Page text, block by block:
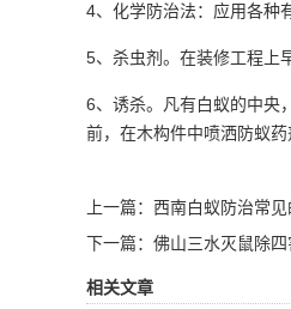
4、化学防治法：应用各
5、杀虫剂。在装修工程上
6、诱杀。凡有白蚁的中央
前，在木构件中喷洒防蚁
上一篇： 西南白蚁防治常
下一篇： 佛山三水灭鼠除
相关文章